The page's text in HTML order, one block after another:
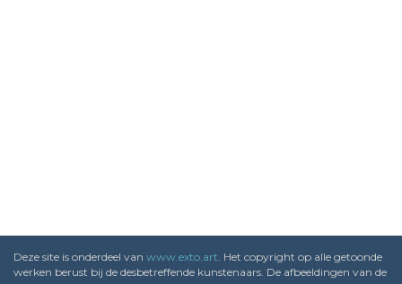
Deze site is onderdeel van www.exto.art. Het copyright op alle getoonde
werken berust bij de desbetreffende kunstenaars. De afbeeldingen van de